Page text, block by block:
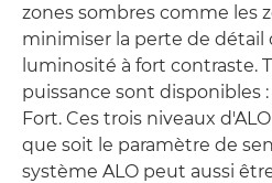
zones sombres comme les
minimiser la perte de détail
luminosité à fort contraste.
puissance sont disponibles
Fort. Ces trois niveaux
que soit le paramètre de
système ALO peut aussi